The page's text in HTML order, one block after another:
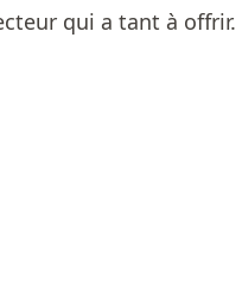
qui a tant à offrir.